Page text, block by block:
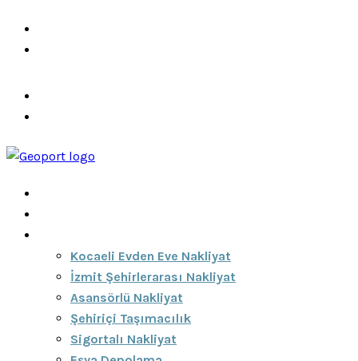
Kocaeli Evden Eve Nakliyat
İzmit Şehirlerarası Nakliyat
Asansörlü Nakliyat
Şehiriçi Taşımacılık
Sigortalı Nakliyat